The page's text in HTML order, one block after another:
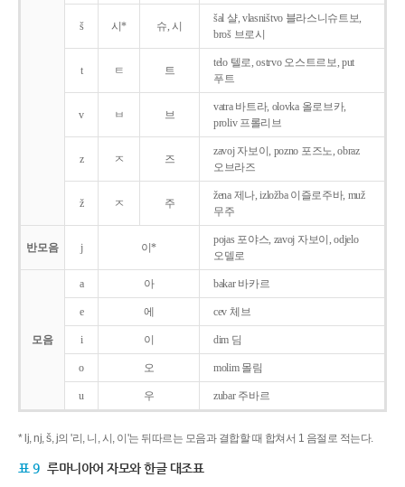
š 시* 슈, 시
šal 샬, vlasništvo 블라스니슈트보,
broš 브로시
t ㅌ 트
telo 텔로, ostrvo 오스트르보, put
푸트
v ㅂ 브
vatra 바트라, olovka 올로브카,
proliv 프롤리브
z ㅈ 즈
zavoj 자보이, pozno 포즈노, obraz
오브라즈
ž ㅈ 주
žena 제나, izložba 이즐로주바, muž
무주
반모음 j 이*
pojas 포야스, zavoj 자보이, odjelo
오델로
모음
a 아 bakar 바카르
e 에 cev 체브
i 이 dim 딤
o 오 molim 몰림
u 우 zubar 주바르
* lj, nj, š, j의 '리, 니, 시, 이'는 뒤따르는 모음과 결합할 때 합쳐서 1 음절로 적는다.
표 9 루마니아어 자모와 한글 대조표